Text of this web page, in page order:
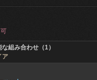
組み合わせ（1）
ア